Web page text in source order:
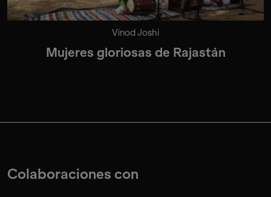
Vinod Joshi
Mujeres gloriosas de Rajastán
Colaboraciones con